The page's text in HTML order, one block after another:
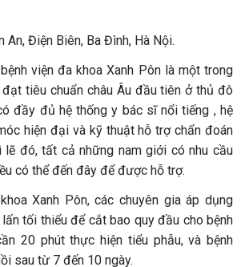
An, Điện Biên, Ba Đình, Hà Nội.
viện đa khoa Xanh Pôn là một trong
tiêu chuẩn châu Âu đầu tiên ở thủ đô
đầy đủ hệ thống y bác sĩ nổi tiếng , hệ
hiện đại và kỹ thuật hỗ trợ chẩn đoán
lẽ đó, tất cả những nam giới có nhu cầu
có thể đến đây để được hỗ trợ.
Xanh Pôn, các chuyên gia áp dụng
tối thiểu để cắt bao quy đầu cho bệnh
20 phút thực hiện tiểu phẫu, và bệnh
sau từ 7 đến 10 ngày.